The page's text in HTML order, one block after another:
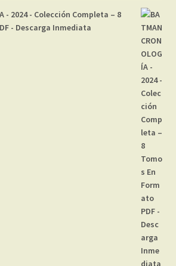
- 2024 - Colección Completa – 8
- Descarga Inmediata